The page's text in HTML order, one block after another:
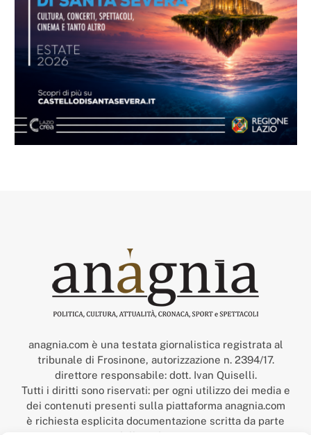
anagnia.com è una testata giornalistica registrata al
tribunale di Frosinone, autorizzazione n. 2394/17.
direttore responsabile: dott. Ivan Quiselli.
Tutti i diritti sono riservati: per ogni utilizzo dei media e
dei contenuti presenti sulla piattaforma anagnia.com
è richiesta esplicita documentazione scritta da parte